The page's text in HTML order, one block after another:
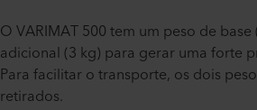
O VARIMAT 500 tem um peso de
adicional (3 kg) para gerar uma forte
Para facilitar o transporte, os dois
retirados.